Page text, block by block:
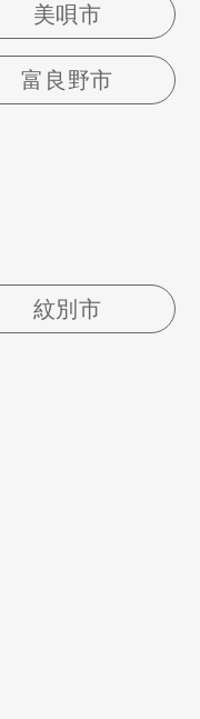
美唄市
富良野市
紋別市